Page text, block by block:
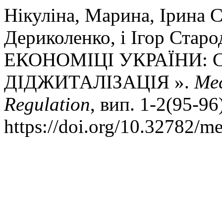
Нікуліна, Марина, Ірина
Дериколенко, і Ігор
ЕКОНОМІЦІ УКРАЇНИ:
ДІДЖИТАЛІЗАЦІЯ ».
Regulation, вип. 1-2(95-
https://doi.org/10.32782/